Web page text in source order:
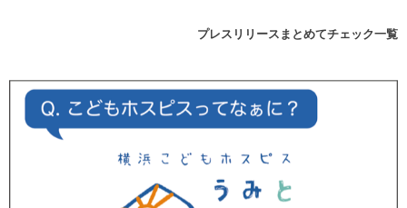
プレスリリースまとめてチェック一覧